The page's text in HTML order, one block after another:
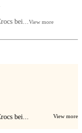
bei...View more
bei... View more